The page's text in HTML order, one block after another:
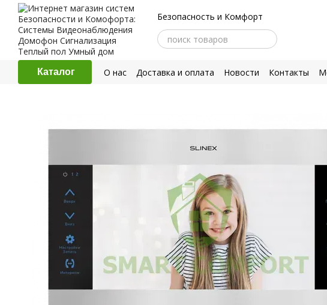
Перейти к основному контенту
Безопасность и Комфорт
Каталог О нас Доставка и оплата Новости Контакты